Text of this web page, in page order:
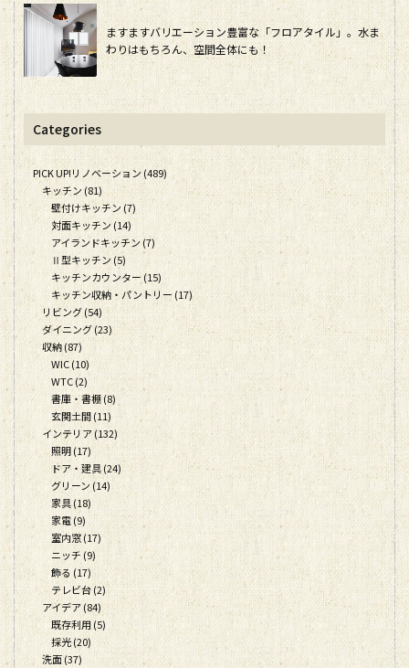
ますますバリエーション豊富な「フロアタイル」。水ま
わりはもちろん、空間全体にも！
Categories
PICK UP!リノベーション (489)
キッチン (81)
壁付けキッチン (7)
対面キッチン (14)
アイランドキッチン (7)
Ⅱ型キッチン (5)
キッチンカウンター (15)
キッチン収納・パントリー (17)
リビング (54)
ダイニング (23)
収納 (87)
WIC (10)
WTC (2)
書庫・書棚 (8)
玄関土間 (11)
インテリア (132)
照明 (17)
ドア・建具 (24)
グリーン (14)
家具 (18)
家電 (9)
室内窓 (17)
ニッチ (9)
飾る (17)
テレビ台 (2)
アイデア (84)
既存利用 (5)
採光 (20)
洗面 (37)